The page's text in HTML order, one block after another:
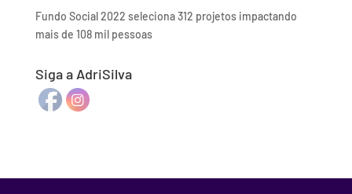
Fundo Social 2022 seleciona 312 projetos impactando
mais de 108 mil pessoas
Siga a AdriSilva